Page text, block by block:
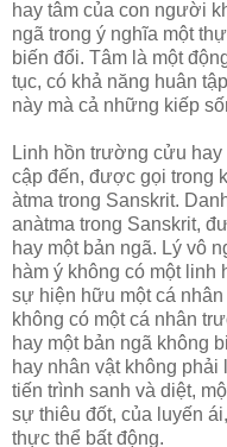
hay tâm của con người
ngã trong ý nghĩa một
biến đổi. Tâm là một
tục, có khả năng huân
này mà cả những kiếp
Linh hồn trường cửu
cập đến, được gọi trong
àtma trong Sanskrit.
anàtma trong Sanskrit,
hay một bản ngã. Lý vô
hàm ý không có một linh
sự hiện hữu một cá
không có một cá nhân
hay một bản ngã không
hay nhân vật không
tiến trình sanh và diệt,
sự thiêu đốt, của luyến
thực thể bất động.